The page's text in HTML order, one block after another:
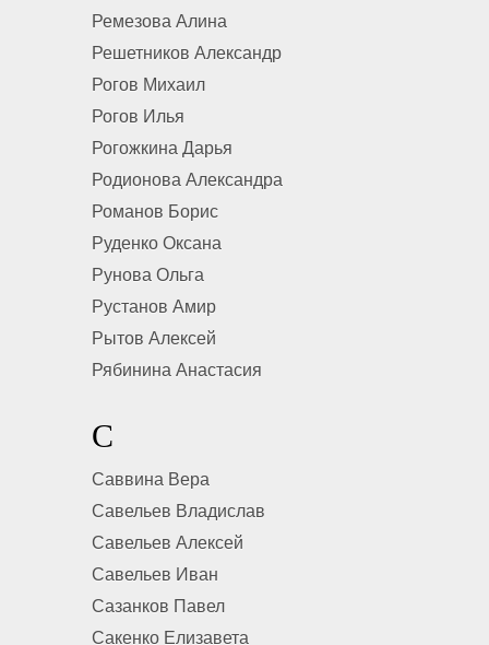
Ремезова Алина
Решетников Александр
Рогов Михаил
Рогов Илья
Рогожкина Дарья
Родионова Александра
Романов Борис
Руденко Оксана
Рунова Ольга
Рустанов Амир
Рытов Алексей
Рябинина Анастасия
С
Саввина Вера
Савельев Владислав
Савельев Алексей
Савельев Иван
Сазанков Павел
Сакенко Елизавета